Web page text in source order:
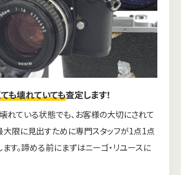
も壊れていても査定します！
れている状態でも、お客様の大切にされて
限に見出すために専門スタッフが1点1点
す。諦める前にまずはニーゴ・リユースに